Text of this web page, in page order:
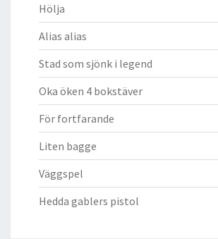
Hölja
Alias alias
Stad som sjönk i legend
Oka öken 4 bokstäver
För fortfarande
Liten bagge
Väggspel
Hedda gablers pistol